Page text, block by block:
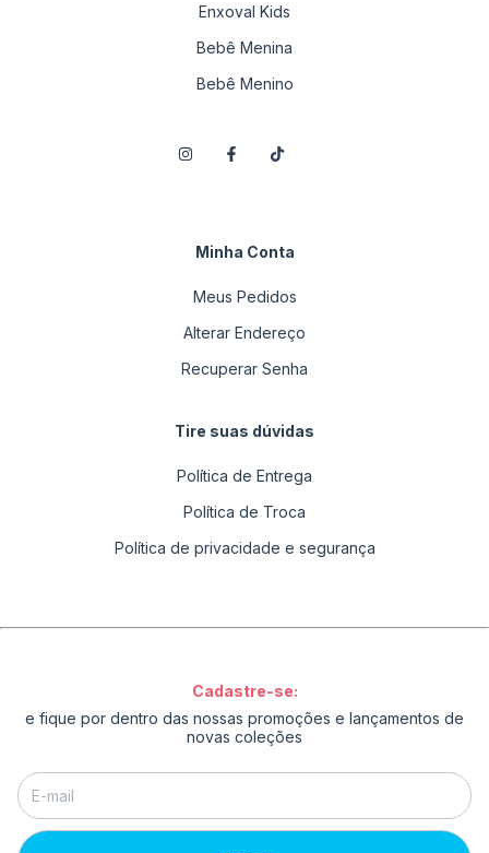
Enxoval Kids
Bebê Menina
Bebê Menino
Minha Conta
Meus Pedidos
Alterar Endereço
Recuperar Senha
Tire suas dúvidas
Política de Entrega
Política de Troca
Política de privacidade e segurança
Cadastre-se:
e fique por dentro das nossas promoções e lançamentos de
novas coleções